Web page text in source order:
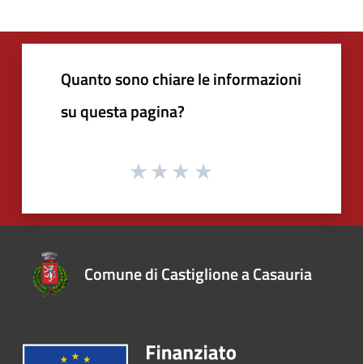
Quanto sono chiare le informazioni
su questa pagina?
Comune di Castiglione a Casauria